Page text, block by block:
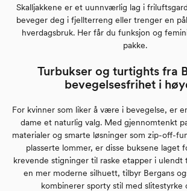
Skalljakkene er et uunnværlig lag i
beveger deg i fjellterreng eller trenger en
hverdagsbruk. Her får du funksjon og
pakke.
Turbukser og turtights fra
bevegelsesfrihet i
For kvinner som liker å være i bevegelse, er
dame et naturlig valg. Med gjennomtenkt
materialer og smarte løsninger som zip-off-
plasserte lommer, er disse buksene laget
krevende stigninger til raske etapper i ulendt
en mer moderne silhuett, tilbyr Bergans
kombinerer sporty stil med slitestyrke